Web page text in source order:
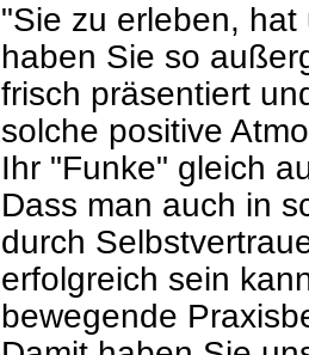
"Sie zu erleben,
haben Sie so
frisch präsentiert
solche positive
Ihr "Funke" gleich
Dass man auch in
durch
erfolgreich sein
bewegende